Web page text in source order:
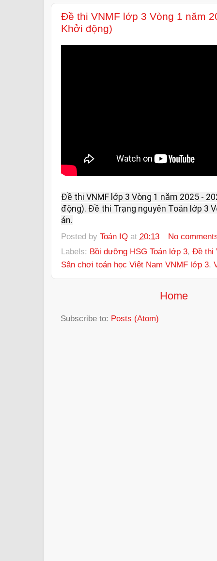
Đề thi VNMF lớp 3 Vòng 1 năm
Khởi động)
Đề thi VNMF lớp 3 Vòng 1 năm 2025 -
động). Đề thi Trạng nguyên Toán lớp 3
án.
Posted by Toán IQ at 20:13
No
Labels: Bồi dưỡng HSG Toán lớp 3, Đề thi
Sân chơi toán học Việt Nam VNMF lớp 3,
Home
Subscribe to: Posts (Atom)